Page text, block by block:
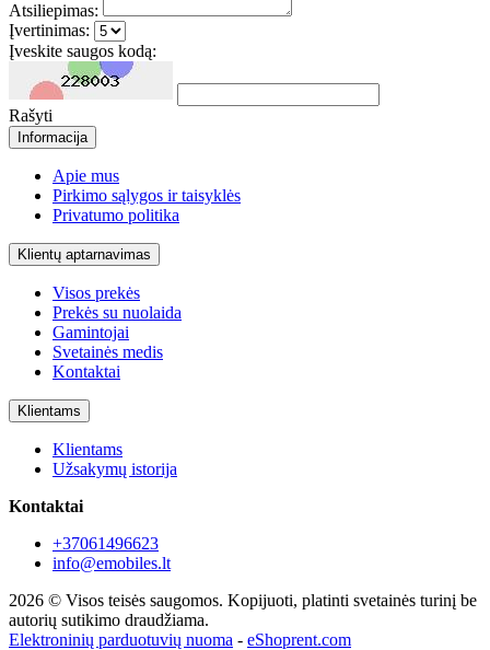
Atsiliepimas:
Įvertinimas:
Įveskite saugos kodą:
Rašyti
Informacija
Apie mus
Pirkimo sąlygos ir taisyklės
Privatumo politika
Klientų aptarnavimas
Visos prekės
Prekės su nuolaida
Gamintojai
Svetainės medis
Kontaktai
Klientams
Klientams
Užsakymų istorija
Kontaktai
+37061496623
info@emobiles.lt
2026 © Visos teisės saugomos. Kopijuoti, platinti svetainės turinį be
autorių sutikimo draudžiama.
Elektroninių parduotuvių nuoma - eShoprent.com